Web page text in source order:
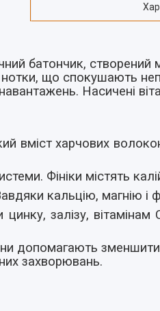
батончик,
що спокушають
Насичені
вміст харчових
Фініки містять
кальцію, магнію і
цинку, залізу,
допомагають зменшити
захворювань.